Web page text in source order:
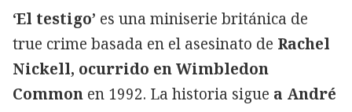
‘El testigo’ es una miniserie británica de
true crime basada en el asesinato de Rachel
Nickell, ocurrido en Wimbledon
Common en 1992. La historia sigue a André